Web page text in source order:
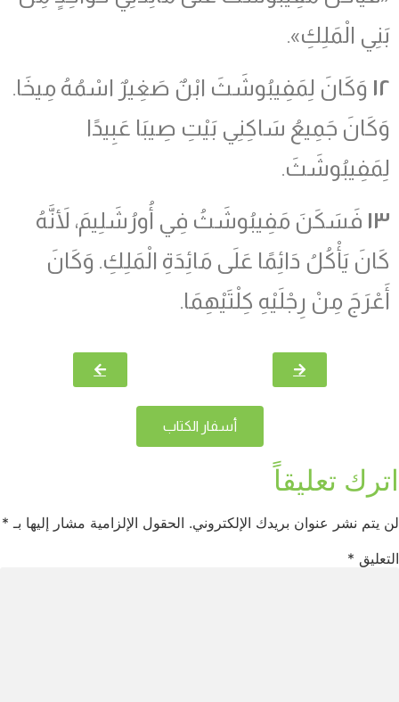
بَنِي الْمَلِكِ».
١٢ وَكَانَ لِمَفِيبُوشَثَ ابْنٌ صَغِيرٌ اسْمُهُ مِيخَا.
وَكَانَ جَمِيعُ سَاكِنِي بَيْتِ صِيبَا عَبِيدًا
لِمَفِيبُوشَثَ.
١٣ فَسَكَنَ مَفِيبُوشَثُ فِي أُورُشَلِيمَ، لأَنَّهُ
كَانَ يَأْكُلُ دَائِمًا عَلَى مَائِدَةِ الْمَلِكِ. وَكَانَ
أَعْرَجَ مِنْ رِجْلَيْهِ كِلْتَيْهِمَا.
أسفار الكتاب
اترك تعليقاً
لن يتم نشر عنوان بريدك الإلكتروني. الحقول الإلزامية مشار إليها بـ *
التعليق *